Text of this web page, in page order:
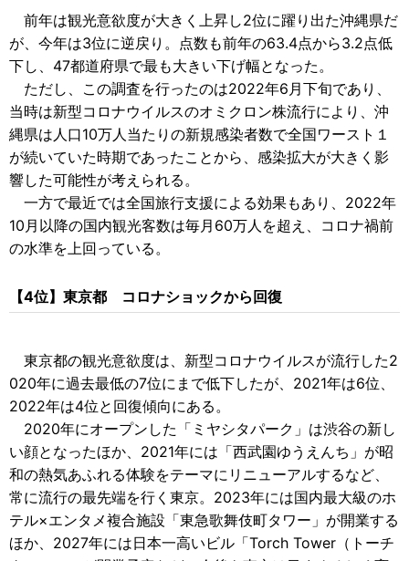
前年は観光意欲度が大きく上昇し2位に躍り出た沖縄県だ
が、今年は3位に逆戻り。点数も前年の63.4点から3.2点低
下し、47都道府県で最も大きい下げ幅となった。
ただし、この調査を行ったのは2022年6月下旬であり、
当時は新型コロナウイルスのオミクロン株流行により、沖
縄県は人口10万人当たりの新規感染者数で全国ワースト１
が続いていた時期であったことから、感染拡大が大きく影
響した可能性が考えられる。
一方で最近では全国旅行支援による効果もあり、2022年
10月以降の国内観光客数は毎月60万人を超え、コロナ禍前
の水準を上回っている。
【4位】東京都 コロナショックから回復
東京都の観光意欲度は、新型コロナウイルスが流行した2
020年に過去最低の7位にまで低下したが、2021年は6位、
2022年は4位と回復傾向にある。
2020年にオープンした「ミヤシタパーク」は渋谷の新し
い顔となったほか、2021年には「西武園ゆうえんち」が昭
和の熱気あふれる体験をテーマにリニューアルするなど、
常に流行の最先端を行く東京。2023年には国内最大級のホ
テル×エンタメ複合施設「東急歌舞伎町タワー」が開業する
ほか、2027年には日本一高いビル「Torch Tower（トーチ